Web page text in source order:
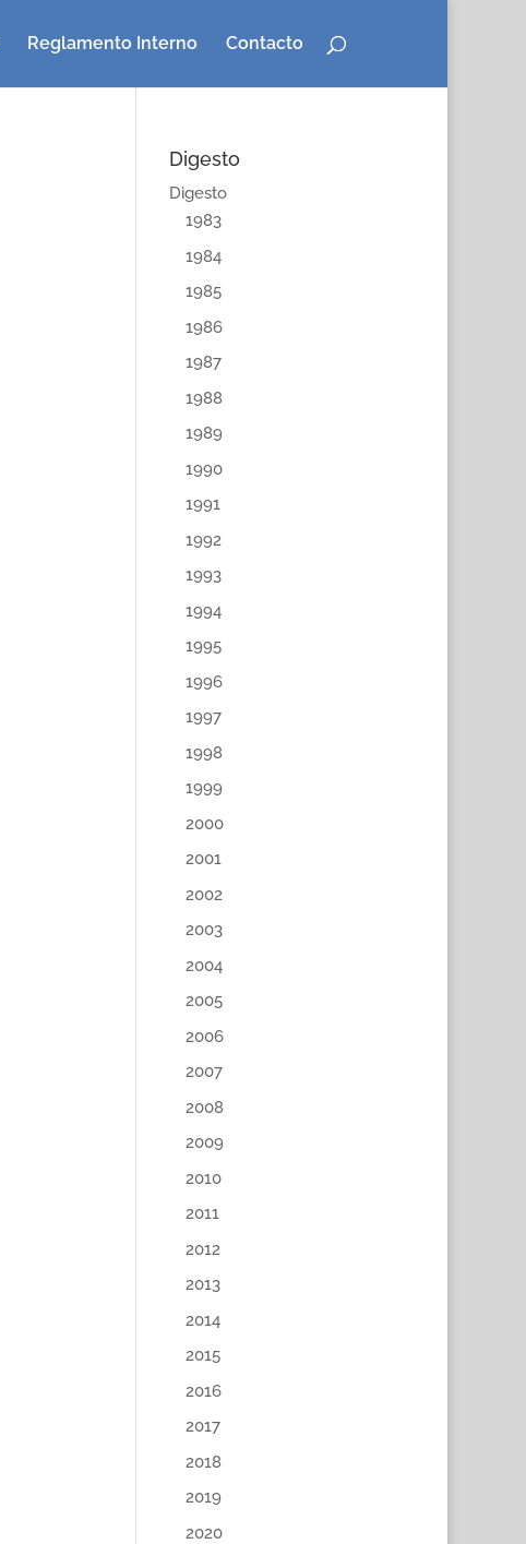
Reglamento Interno Contacto
Digesto
Digesto
1983
1984
1985
1986
1987
1988
1989
1990
1991
1992
1993
1994
1995
1996
1997
1998
1999
2000
2001
2002
2003
2004
2005
2006
2007
2008
2009
2010
2011
2012
2013
2014
2015
2016
2017
2018
2019
2020